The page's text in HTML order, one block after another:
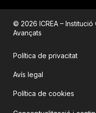
© 2026 ICREA –
Avançats
Política de privacitat
Avís legal
Política de cookies